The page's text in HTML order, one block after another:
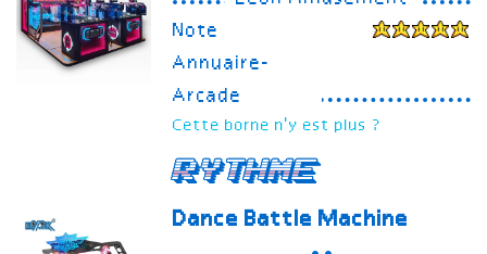
Note
Annuaire-
Arcade
Cette borne n'y est plus ?
Rythme
Dance Battle Machine